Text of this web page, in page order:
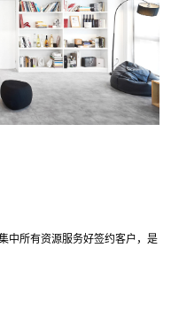
中所有资源服务好签约客户，是